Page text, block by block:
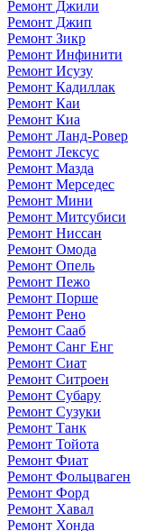
Ремонт Джили
Ремонт Джип
Ремонт Зикр
Ремонт Инфинити
Ремонт Исузу
Ремонт Кадиллак
Ремонт Каи
Ремонт Киа
Ремонт Ланд-Ровер
Ремонт Лексус
Ремонт Мазда
Ремонт Мерседес
Ремонт Мини
Ремонт Митсубиси
Ремонт Ниссан
Ремонт Омода
Ремонт Опель
Ремонт Пежо
Ремонт Порше
Ремонт Рено
Ремонт Сааб
Ремонт Санг Енг
Ремонт Сиат
Ремонт Ситроен
Ремонт Субару
Ремонт Сузуки
Ремонт Танк
Ремонт Тойота
Ремонт Фиат
Ремонт Фольцваген
Ремонт Форд
Ремонт Хавал
Ремонт Хонда